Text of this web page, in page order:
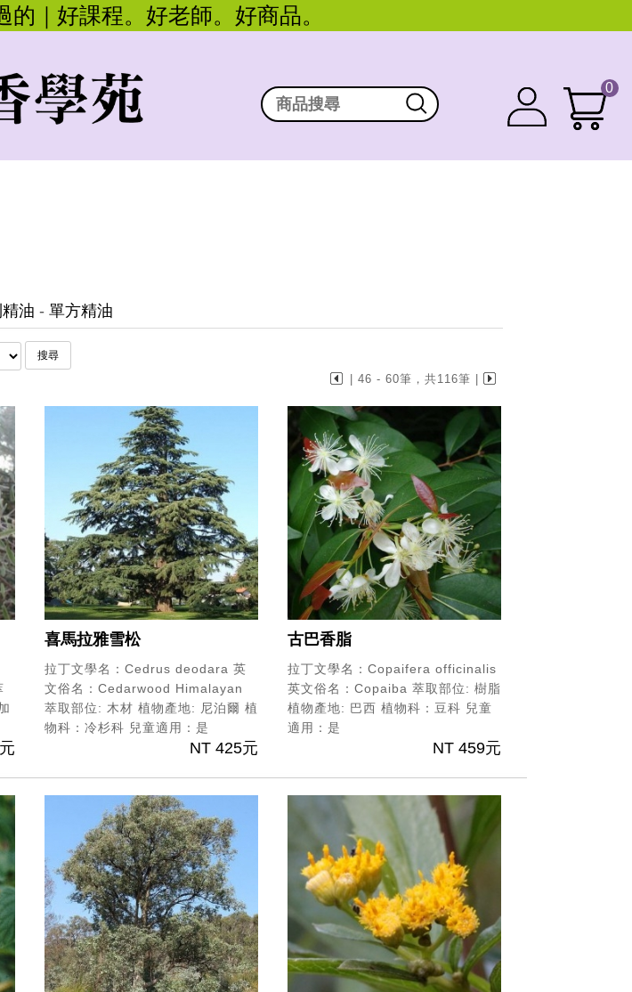
｜好課程。好老師。好商品。
0
油 - 單方精油
| 46 - 60筆，共116筆 |
喜馬拉雅雪松
拉丁文學名：Cedrus deodara 英
文俗名：Cedarwood Himalayan
萃取部位: 木材 植物產地: 尼泊爾 植
物科：冷杉科 兒童適用：是
NT 425元
古巴香脂
拉丁文學名：Copaifera officinalis
英文俗名：Copaiba 萃取部位: 樹脂
植物產地: 巴西 植物科：豆科 兒童
適用：是
NT 459元